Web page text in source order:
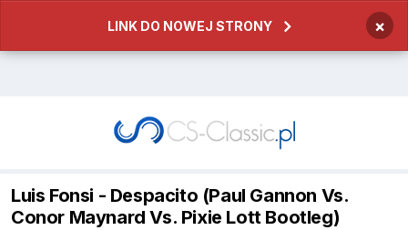
LINK DO NOWEJ STRONY ×
Luis Fonsi - Despacito (Paul Gannon Vs.
Conor Maynard Vs. Pixie Lott Bootleg)